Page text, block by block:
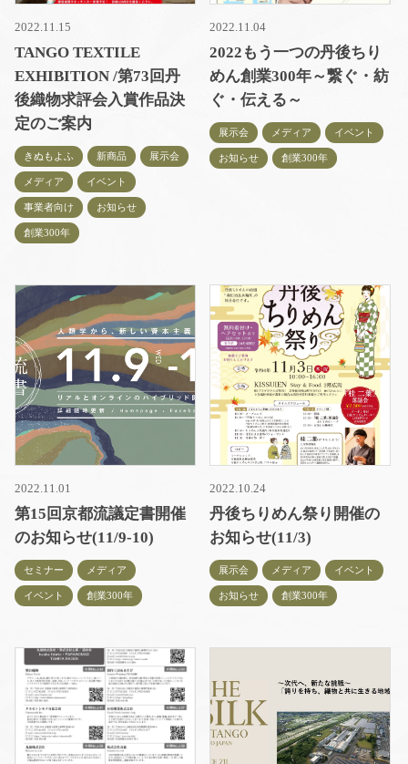
2022.11.15
TANGO TEXTILE
EXHIBITION /第73回丹
後織物求評会入賞作品決
定のご案内
きぬもよふ 新商品 展示会
メディア イベント
事業者向け お知らせ
創業300年
2022.11.04
2022もう一つの丹後ちり
めん創業300年～繋ぐ・紡
ぐ・伝える～
展示会 メディア イベント
お知らせ 創業300年
2022.11.01
第15回京都流議定書開催
のお知らせ(11/9-10)
セミナー メディア
イベント 創業300年
2022.10.24
丹後ちりめん祭り開催の
お知らせ(11/3)
展示会 メディア イベント
お知らせ 創業300年